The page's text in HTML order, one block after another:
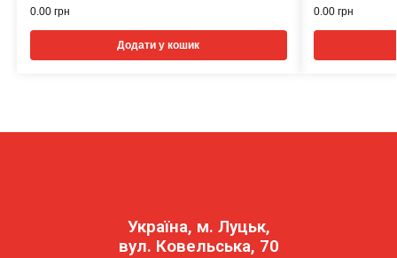
0.00 грн
Додати у кошик
0.00 грн
Україна, м. Луцьк,
вул. Ковельська, 70